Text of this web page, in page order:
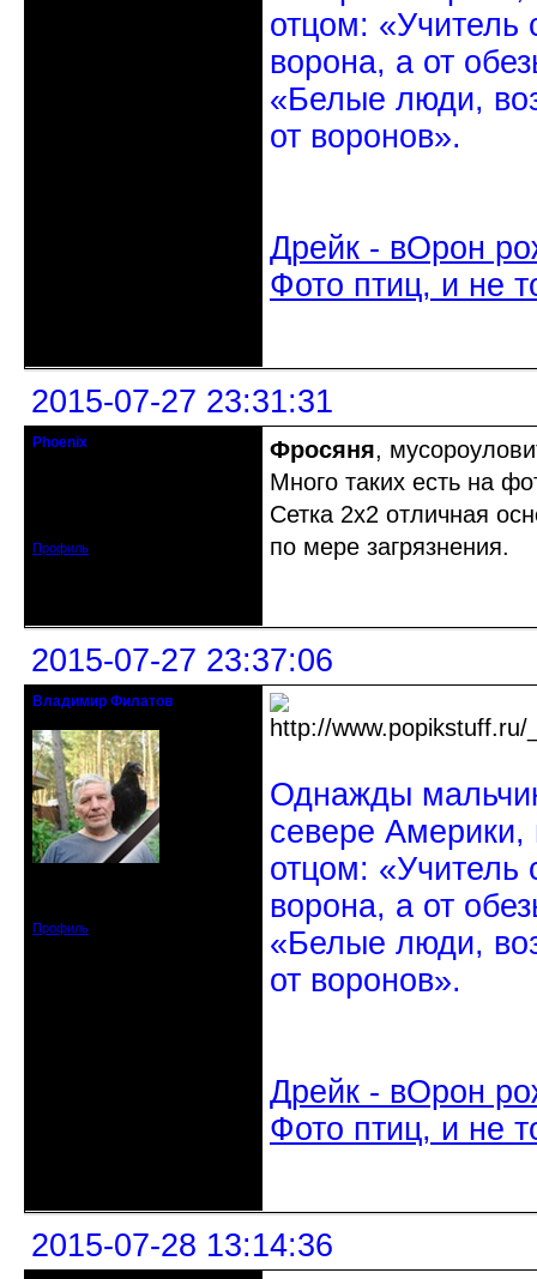
отцом: «Учитель
ворона, а от
«Белые люди,
от воронов».
Дрейк - вОрон
Фото птиц, и не
2015-07-27 23:31:31
Phoenix
Профиль
Фросяня,
Много таких есть на
Сетка 2х2 отличная
по мере загрязнения.
2015-07-27 23:37:06
Владимир Филатов
Профиль
Однажды
севере
отцом: «Учитель
ворона, а от
«Белые люди,
от воронов».
Дрейк - вОрон
Фото птиц, и не
2015-07-28 13:14:36